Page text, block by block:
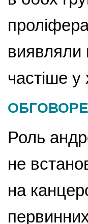
виявляли
частіше
Роль
не
на